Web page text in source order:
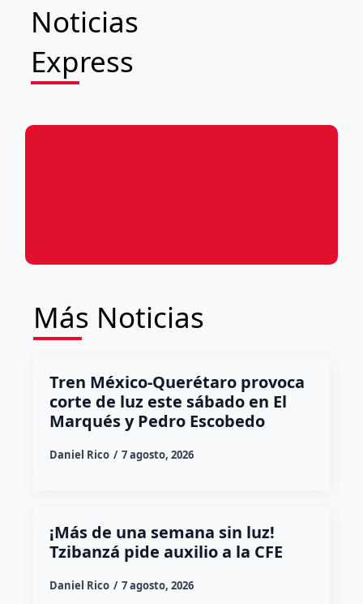
Noticias
Express
Más Noticias
Tren México-Querétaro provoca
corte de luz este sábado en El
Marqués y Pedro Escobedo
Daniel Rico 7 agosto, 2026
¡Más de una semana sin luz!
Tzibanzá pide auxilio a la CFE
Daniel Rico 7 agosto, 2026